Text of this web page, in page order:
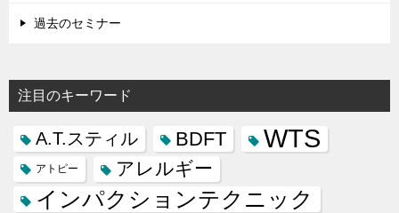
過去のセミナー
注目のキーワード
A.T.スティル BDFT WTS
アトピー アレルギー
インパクションテクニック